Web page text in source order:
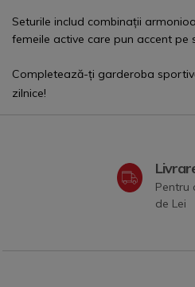
Seturile includ combinații
femeile active care pun accent pe
Completează-ți garderoba
zilnice!
Pentru
de Lei